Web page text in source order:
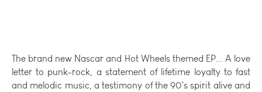
The brand new Nascar and Hot Wheels themed EP... A love
letter to punk-rock, a statement of lifetime loyalty to fast
and melodic music, a testimony of the 90's spirit alive and